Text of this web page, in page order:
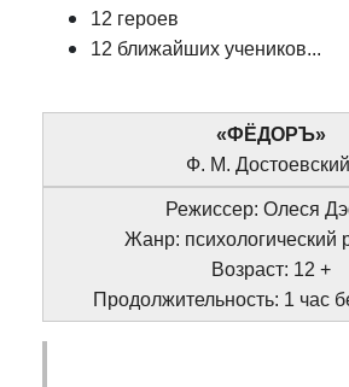
12 героев
12 ближайших учеников...
«ФЁДОРЪ»
Ф. М. Достоевский
Режиссер: Олеся
Жанр: психологический
Возраст: 12 +
Продолжительность: 1 час